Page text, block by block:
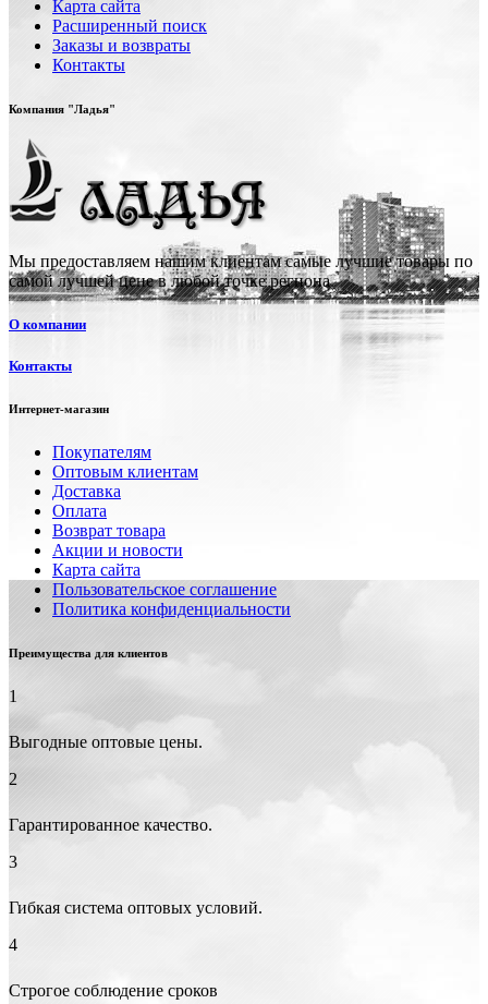
Карта сайта
Расширенный поиск
Заказы и возвраты
Контакты
Компания "Ладья"
Мы предоставляем нашим клиентам самые лучшие товары по
самой лучшей цене в любой точке региона.
О компании
Контакты
Интернет-магазин
Покупателям
Оптовым клиентам
Доставка
Оплата
Возврат товара
Акции и новости
Карта сайта
Пользовательское соглашение
Политика конфиденциальности
Преимущества для клиентов
1
Выгодные оптовые цены.
2
Гарантированное качество.
3
Гибкая система оптовых условий.
4
Строгое соблюдение сроков